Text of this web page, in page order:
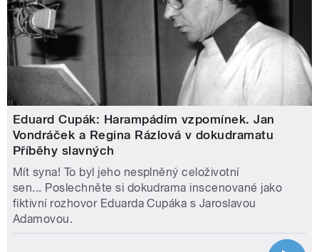
Eduard Cupák: Harampádím vzpomínek. Jan
Vondráček a Regina Rázlová v dokudramatu
Příběhy slavných
Mít syna! To byl jeho nesplněný celoživotní
sen... Poslechněte si dokudrama inscenované jako
fiktivní rozhovor Eduarda Cupáka s Jaroslavou
Adamovou.